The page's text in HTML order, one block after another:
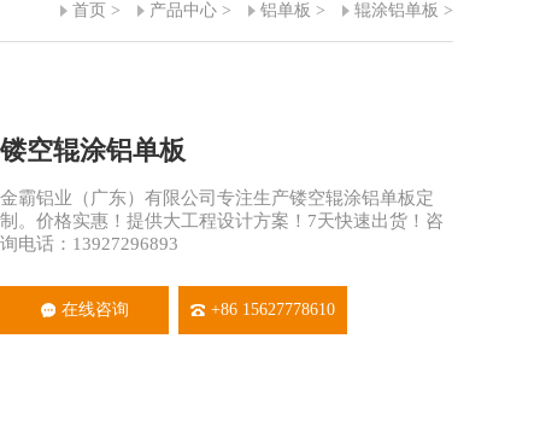
首页 > 产品中心 > 铝单板 > 辊涂铝单板 >
镂空辊涂铝单板
金霸铝业（广东）有限公司专注生产镂空辊涂铝单板定
制。价格实惠！提供大工程设计方案！7天快速出货！咨
询电话：13927296893
在线咨询 +86 15627778610